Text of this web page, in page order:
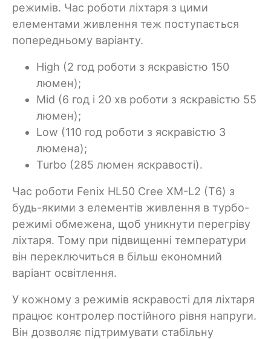
режимів. Час роботи ліхтаря з цими
елементами живлення теж поступається
попередньому варіанту.
High (2 год роботи з яскравістю 150
люмен);
Mid (6 год і 20 хв роботи з яскравістю 55
люмен);
Low (110 год роботи з яскравістю 3
люмена);
Turbo (285 люмен яскравості).
Час роботи Fenix HL50 Cree XM-L2 (Т6) з
будь-якими з елементів живлення в турбо-
режимі обмежена, щоб уникнути перегріву
ліхтаря. Тому при підвищенні температури
він переключиться в більш економний
варіант освітлення.
У кожному з режимів яскравості для ліхтаря
працює контролер постійного рівня напруги.
Він дозволяє підтримувати стабільну